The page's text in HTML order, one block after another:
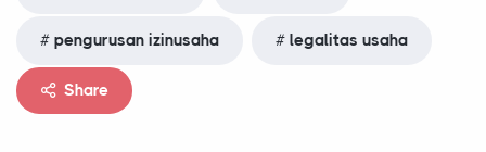
pengurusan izinusaha legalitas usaha
Share